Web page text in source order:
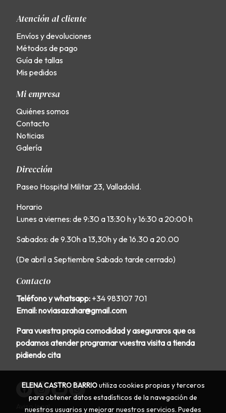
Atención al cliente
Envíos y devoluciones
Métodos de pago
Guía de tallas
Mis pedidos
Mi empresa
Quiénes somos
Contacto
Noticias
Galería
Dirección
Paseo Hospital Militar 23, Valladolid.
Horario
Lunes a viernes: de 9:30 a 13:30 h y 16:30 a 20:00 h
Sabados: de 9.30h a 13,30h y de 16.30 a 20.00
(De abril a Septiembre Sabado tarde cerrado)
Contacto
Teléfono y whatsapp: +34 983107 701
Email: noviasazahar@gmail.com
Para vuestra propia comodidad y aseguraros que os
podamos atender programar vuestra visita a tienda
pidiendo cita
Aviso legal
ELENA CASTRO BARRIOutiliza cookies propias y terceros
para obtener datos estadísticos de la navegación de
nuestros usuarios y mejorar nuestros servicios. Puedes